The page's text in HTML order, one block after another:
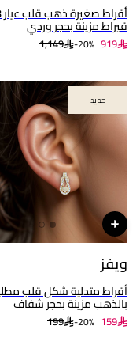
قيراط مزينة بحجر وردي
1,149 20%- 919
جديد
جديد
ويفز
أقراط متدلية شكل قلب
بالذهب مزينة بحجر شفاف
199 20%- 159